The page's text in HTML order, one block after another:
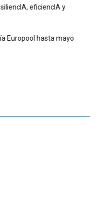
eficiencIA y
Europool hasta mayo